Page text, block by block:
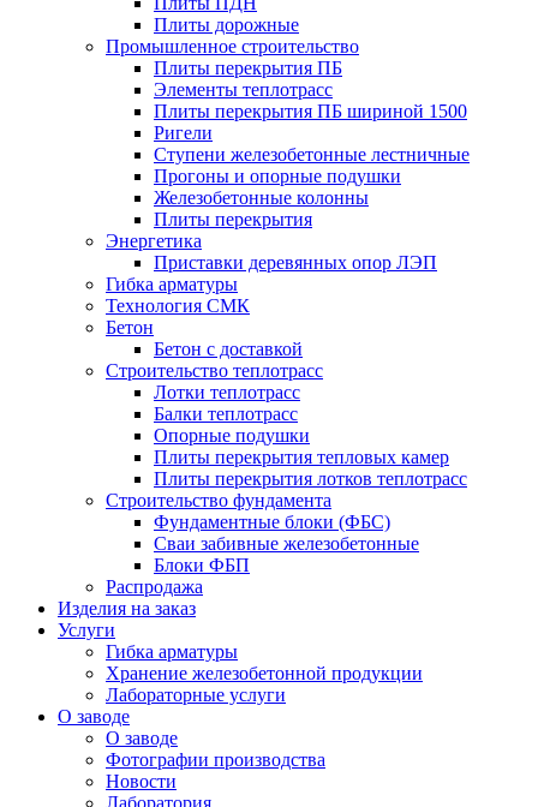
Плиты дорожные
Промышленное строительство
Плиты перекрытия ПБ
Элементы теплотрасс
Плиты перекрытия ПБ шириной 1500
Ригели
Ступени железобетонные лестничные
Прогоны и опорные подушки
Железобетонные колонны
Плиты перекрытия
Энергетика
Приставки деревянных опор ЛЭП
Гибка арматуры
Технология СМК
Бетон
Бетон с доставкой
Строительство теплотрасс
Лотки теплотрасс
Балки теплотрасс
Опорные подушки
Плиты перекрытия тепловых камер
Плиты перекрытия лотков теплотрасс
Строительство фундамента
Фундаментные блоки (ФБС)
Сваи забивные железобетонные
Блоки ФБП
Распродажа
Изделия на заказ
Услуги
Гибка арматуры
Хранение железобетонной продукции
Лабораторные услуги
О заводе
О заводе
Фотографии производства
Новости
Лаборатория